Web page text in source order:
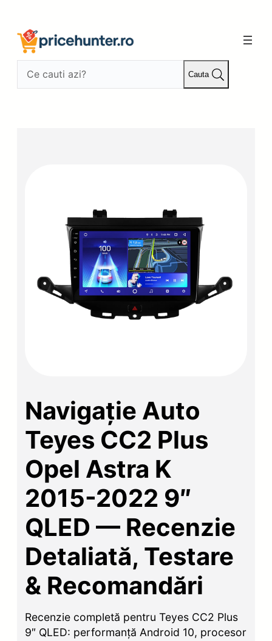
conținut
Cauta
Navigație Auto
Teyes CC2 Plus
Opel Astra K
2015-2022 9″
QLED — Recenzie
Detaliată, Testare
& Recomandări
Recenzie completă pentru Teyes CC2 Plus
9″ QLED: performanță Android 10, procesor